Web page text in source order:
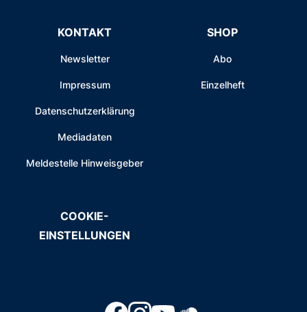
KONTAKT
Newsletter
Impressum
Datenschutzerklärung
Mediadaten
Meldestelle Hinweisgeber
SHOP
Abo
Einzelheft
COOKIE-
EINSTELLUNGEN